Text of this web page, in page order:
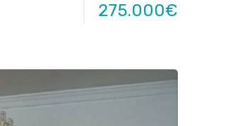
275.000€